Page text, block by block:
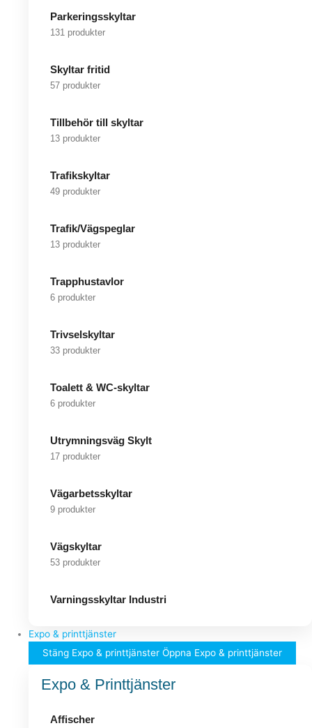
Parkeringsskyltar
131 produkter
Skyltar fritid
57 produkter
Tillbehör till skyltar
13 produkter
Trafikskyltar
49 produkter
Trafik/Vägspeglar
13 produkter
Trapphustavlor
6 produkter
Trivselskyltar
33 produkter
Toalett & WC-skyltar
6 produkter
Utrymningsväg Skylt
17 produkter
Vägarbetsskyltar
9 produkter
Vägskyltar
53 produkter
Varningsskyltar Industri
Expo & printtjänster
Stäng Expo & printtjänster Öppna Expo & printtjänster
Expo & Printtjänster
Affischer